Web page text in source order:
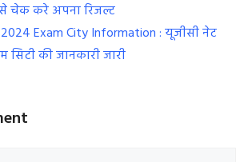
चेक करे अपना रिजल्ट
2024 Exam City Information : यूजीसी नेट
सिटी की जानकारी जारी